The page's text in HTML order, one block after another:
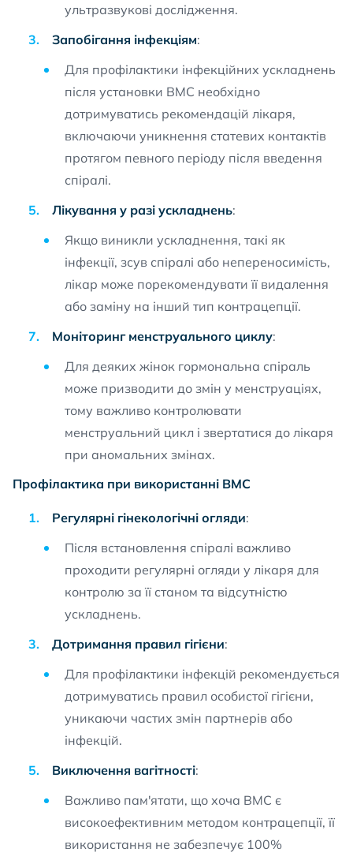
ультразвукові дослідження.
Запобігання інфекціям:
Для профілактики інфекційних ускладнень
після установки ВМС необхідно
дотримуватись рекомендацій лікаря,
включаючи уникнення статевих контактів
протягом певного періоду після введення
спіралі.
Лікування у разі ускладнень:
Якщо виникли ускладнення, такі як
інфекції, зсув спіралі або непереносимість,
лікар може порекомендувати її видалення
або заміну на інший тип контрацепції.
Моніторинг менструального циклу:
Для деяких жінок гормональна спіраль
може призводити до змін у менструаціях,
тому важливо контролювати
менструальний цикл і звертатися до лікаря
при аномальних змінах.
Профілактика при використанні ВМС
Регулярні гінекологічні огляди:
Після встановлення спіралі важливо
проходити регулярні огляди у лікаря для
контролю за її станом та відсутністю
ускладнень.
Дотримання правил гігієни:
Для профілактики інфекцій рекомендується
дотримуватись правил особистої гігієни,
уникаючи частих змін партнерів або
інфекцій.
Виключення вагітності:
Важливо пам'ятати, що хоча ВМС є
високоефективним методом контрацепції, її
використання не забезпечує 100%